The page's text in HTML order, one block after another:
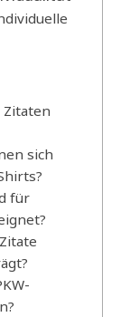
Zitaten
sich
für